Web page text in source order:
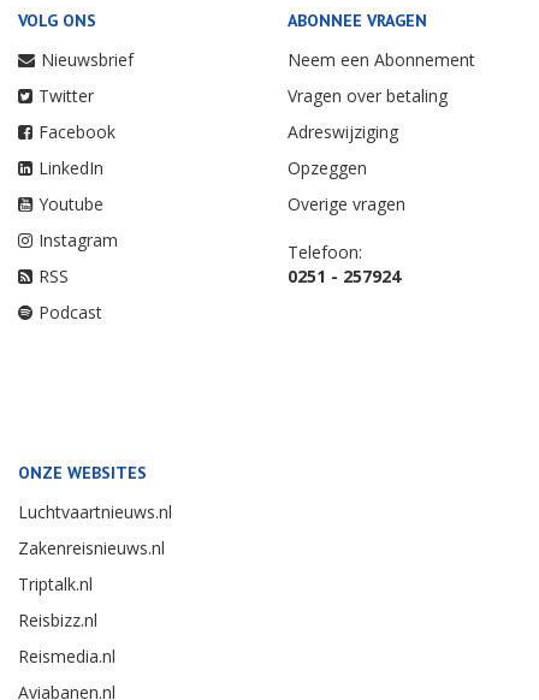
VOLG ONS
Nieuwsbrief
Twitter
Facebook
LinkedIn
Youtube
Instagram
RSS
Podcast
ABONNEE VRAGEN
Neem een Abonnement
Vragen over betaling
Adreswijziging
Opzeggen
Overige vragen
Telefoon:
0251 - 257924
ONZE WEBSITES
Luchtvaartnieuws.nl
Zakenreisnieuws.nl
Triptalk.nl
Reisbizz.nl
Reismedia.nl
Aviabanen.nl